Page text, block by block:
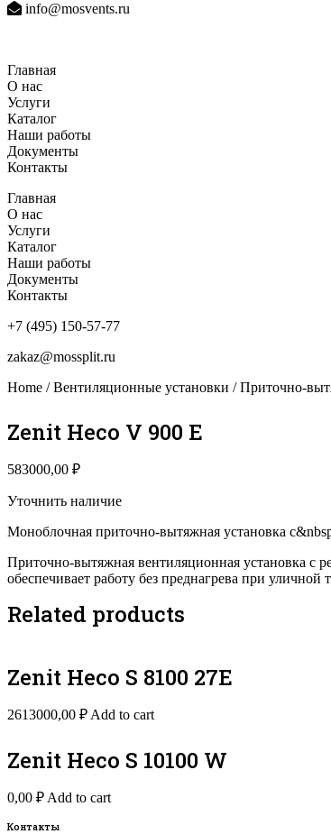
info@mosvents.ru
Главная
О нас
Услуги
Каталог
Наши работы
Документы
Контакты
Главная
О нас
Услуги
Каталог
Наши работы
Документы
Контакты
+7 (495) 150-57-77
zakaz@mossplit.ru
Home /Вентиляционные установки /Приточно-
Zenit Heco V 900 E
583000,00 ₽
Уточнить наличие
Моноблочная приточно-вытяжная установка
Приточно-вытяжная вентиляционная установка с
обеспечивает работу без преднагрева при уличной
Related products
Zenit Heco S 8100 27E
2613000,00 ₽ Add to cart
Zenit Heco S 10100 W
0,00 ₽ Add to cart
Контакты